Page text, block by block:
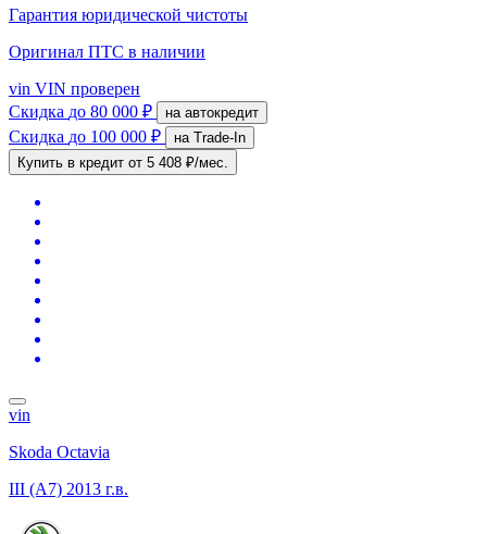
Гарантия юридической чистоты
Оригинал ПТС в наличии
vin VIN проверен
Скидка до 80 000 ₽ на автокредит
Скидка до 100 000 ₽
на Trade-In
Купить в кредит от 5 408 ₽/мес.
vin
Skoda Octavia
III (A7) 2013 г.в.